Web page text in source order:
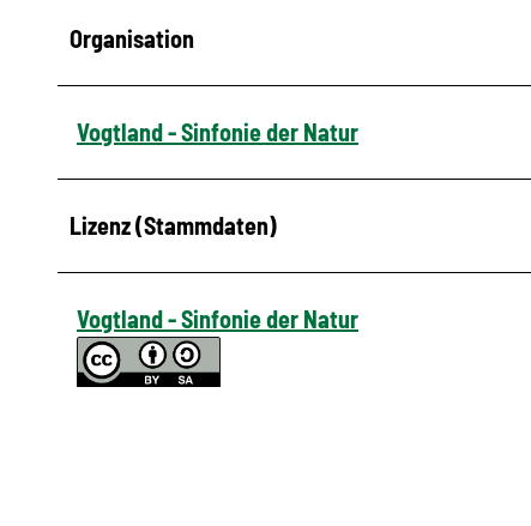
Organisation
Vogtland - Sinfonie der Natur
Lizenz (Stammdaten)
Vogtland - Sinfonie der Natur